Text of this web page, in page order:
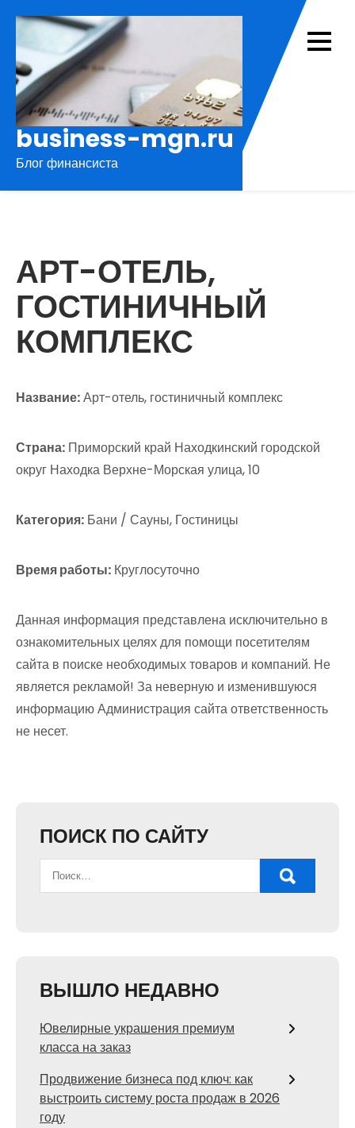
содержимому
business-mgn.ru
Блог финансиста
АРТ-ОТЕЛЬ,
ГОСТИНИЧНЫЙ
КОМПЛЕКС
Название:Арт-отель, гостиничный комплекс
Страна: Приморский край Находкинский городской
округ Находка Верхне-Морская улица, 10
Категория: Бани / Сауны, Гостиницы
Время работы: Круглосуточно
Данная информация представлена исключительно в
ознакомительных целях для помощи посетителям
сайта в поиске необходимых товаров и компаний. Не
является рекламой! За неверную и изменившуюся
информацию Администрация сайта ответственность
не несет.
ПОИСК ПО САЙТУ
ВЫШЛО НЕДАВНО
Ювелирные украшения премиум
класса на заказ
Продвижение бизнеса под ключ: как
выстроить систему роста продаж в 2026
году